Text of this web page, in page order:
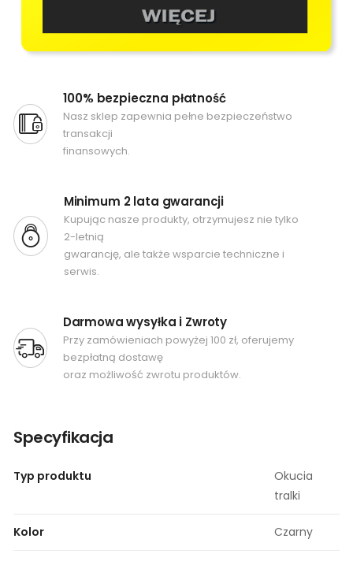
100% bezpieczna płatność
Nasz sklep zapewnia pełne bezpieczeństwo
transakcji
finansowych.
Minimum 2 lata gwarancji
Kupując nasze produkty, otrzymujesz nie tylko
2-letnią
gwarancję, ale także wsparcie techniczne i
serwis.
Darmowa wysyłka i Zwroty
Przy zamówieniach powyżej 100 zł, oferujemy
bezpłatną dostawę
oraz możliwość zwrotu produktów.
Specyfikacja
Typ produktu
Okucia
tralki
Kolor Czarny